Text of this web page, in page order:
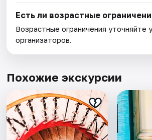
Есть ли возрастные
Возрастные ограничения уточняйте
организаторов.
Похожие экскурсии